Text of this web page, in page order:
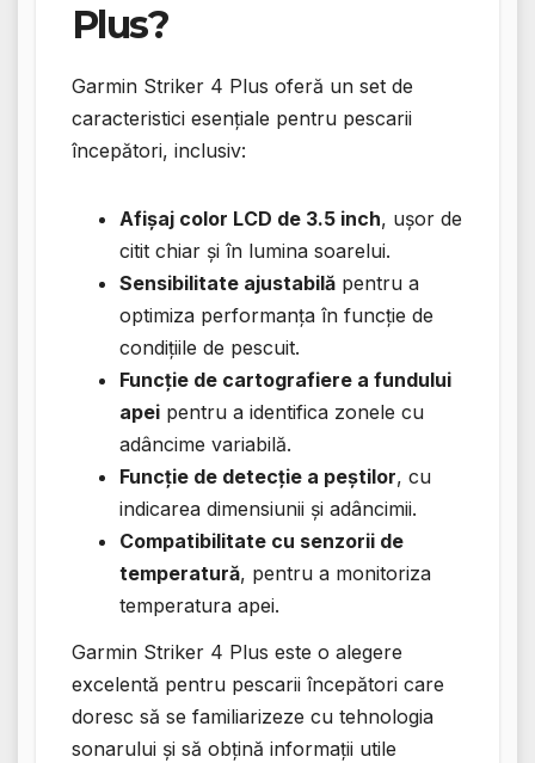
Plus?
Garmin Striker 4 Plus oferă un set de
caracteristici esențiale pentru pescarii
începători, inclusiv:
Afișaj color LCD de 3.5 inch, ușor de
citit chiar și în lumina soarelui.
Sensibilitate ajustabilă pentru a
optimiza performanța în funcție de
condițiile de pescuit.
Funcție de cartografiere a fundului
apei pentru a identifica zonele cu
adâncime variabilă.
Funcție de detecție a peștilor, cu
indicarea dimensiunii și adâncimii.
Compatibilitate cu senzorii de
temperatură, pentru a monitoriza
temperatura apei.
Garmin Striker 4 Plus este o alegere
excelentă pentru pescarii începători care
doresc să se familiarizeze cu tehnologia
sonarului și să obțină informații utile